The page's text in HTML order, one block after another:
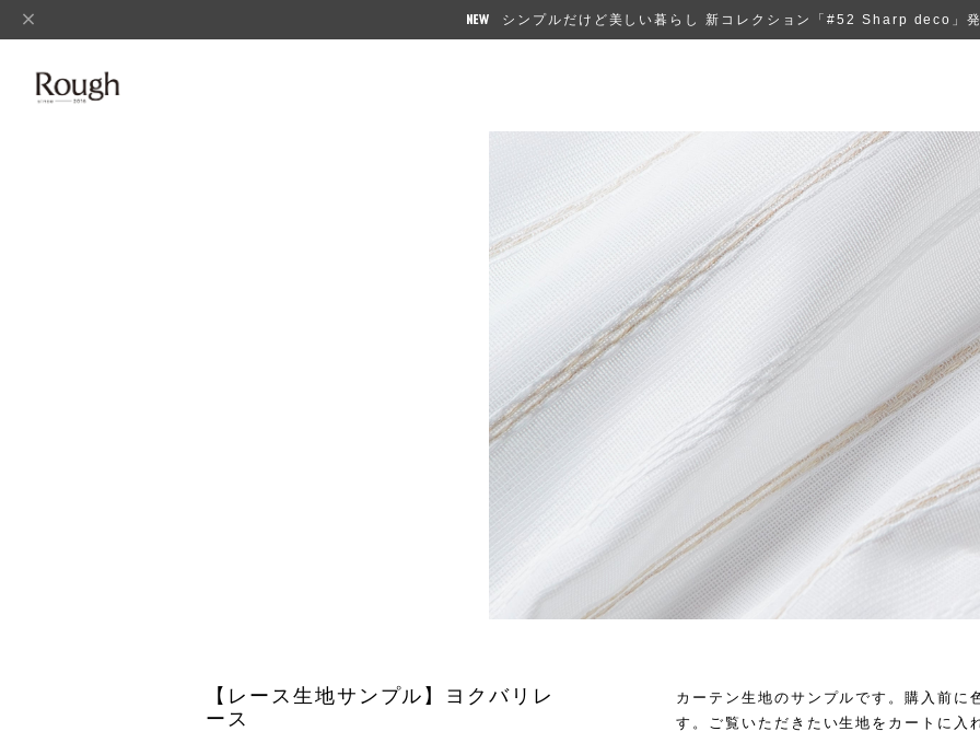
シンプルだけど美しい暮らし 新コレクション「#52 Sharp deco」
【レース生地サンプル】ヨクバリレ
ース
カーテン生地のサンプルです。購入前に
す。ご覧いただきたい生地をカートに入